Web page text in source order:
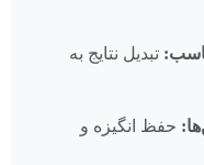
تبدیل نتایج به
حفظ انگیزه و